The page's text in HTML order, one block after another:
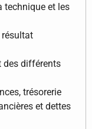
technique et les
résultat
des différents
trésorerie
et dettes